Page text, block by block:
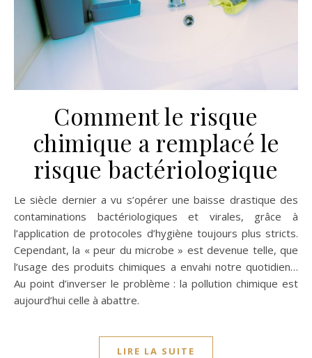
Comment le risque
chimique a remplacé le
risque bactériologique
Le siècle dernier a vu s’opérer une baisse drastique des
contaminations bactériologiques et virales, grâce à
l’application de protocoles d’hygiène toujours plus stricts.
Cependant, la « peur du microbe » est devenue telle, que
l’usage des produits chimiques a envahi notre quotidien…
Au point d’inverser le problème : la pollution chimique est
aujourd’hui celle à abattre.
LIRE LA SUITE